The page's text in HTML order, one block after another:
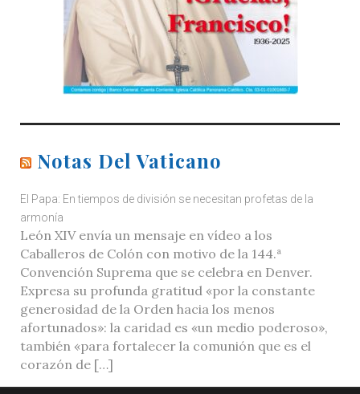
Notas Del Vaticano
El Papa: En tiempos de división se necesitan profetas de la
armonía
León XIV envía un mensaje en vídeo a los
Caballeros de Colón con motivo de la 144.ª
Convención Suprema que se celebra en Denver.
Expresa su profunda gratitud «por la constante
generosidad de la Orden hacia los menos
afortunados»: la caridad es «un medio poderoso»,
también «para fortalecer la comunión que es el
corazón de […]